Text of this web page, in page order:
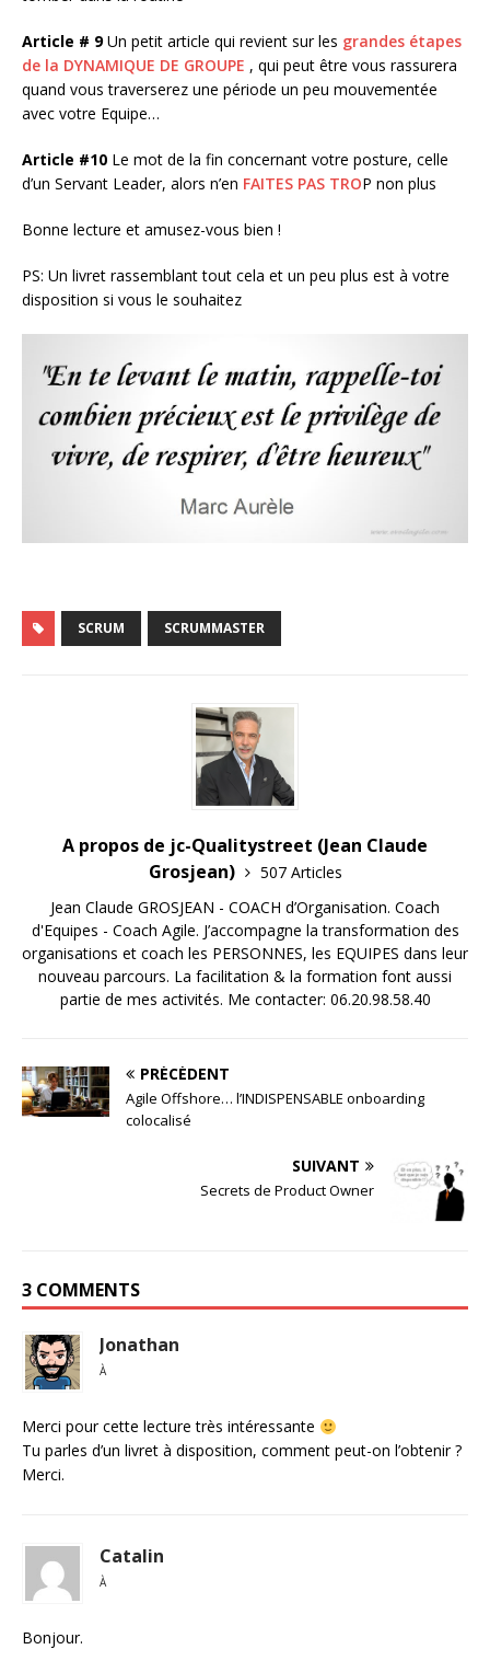
Article # 9Un petit article qui revient sur les grandes étapes
de la DYNAMIQUE DE GROUPE , qui peut être vous rassurera
quand vous traverserez une période un peu mouvementée
avec votre Equipe…
Article #10 Le mot de la fin concernant votre posture, celle
d’un Servant Leader, alors n’en FAITES PAS TROP non plus
Bonne lecture et amusez-vous bien !
PS: Un livret rassemblant tout cela et un peu plus est à votre
disposition si vous le souhaitez
SCRUM SCRUMMASTER
A propos de jc-Qualitystreet (Jean Claude
Grosjean)
507 Articles
Jean Claude GROSJEAN - COACH d’Organisation. Coach
d'Equipes - Coach Agile. J’accompagne la transformation des
organisations et coach les PERSONNES, les EQUIPES dans leur
nouveau parcours. La facilitation & la formation font aussi
partie de mes activités. Me contacter: 06.20.98.58.40
PRÉCÉDENT
Agile Offshore… l’INDISPENSABLE onboarding
colocalisé
SUIVANT
Secrets de Product Owner
3 COMMENTS
Jonathan
À
Merci pour cette lecture très intéressante
Tu parles d’un livret à disposition, comment peut-on l’obtenir ?
Merci.
Catalin
À
Bonjour.